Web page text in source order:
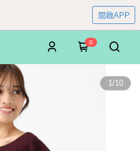
開啟APP
0
1/10